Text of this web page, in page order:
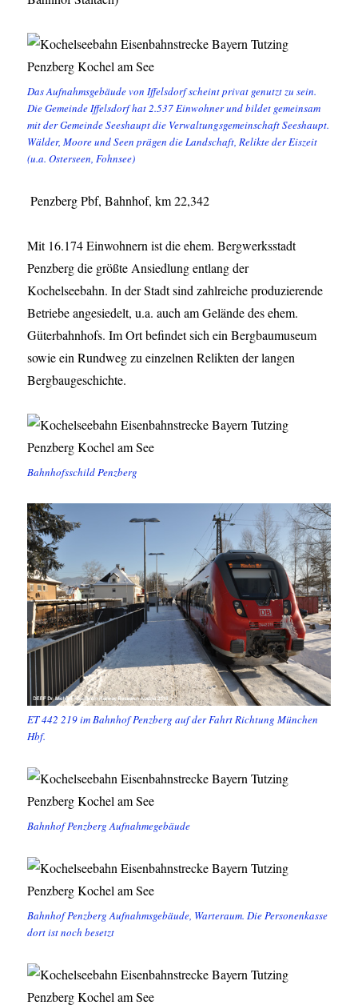
Das Aufnahmsgebäude von Iffelsdorf scheint privat genutzt zu sein.
Die Gemeinde Iffelsdorf hat 2.537 Einwohner und bildet gemeinsam
mit der Gemeinde Seeshaupt die Verwaltungsgemeinschaft Seeshaupt.
Wälder, Moore und Seen prägen die Landschaft, Relikte der Eiszeit
(u.a. Osterseen, Fohnsee)
Penzberg Pbf, Bahnhof, km 22,342
Mit 16.174 Einwohnern ist die ehem. Bergwerksstadt
Penzberg die größte Ansiedlung entlang der
Kochelseebahn. In der Stadt sind zahlreiche produzierende
Betriebe angesiedelt, u.a. auch am Gelände des ehem.
Güterbahnhofs. Im Ort befindet sich ein Bergbaumuseum
sowie ein Rundweg zu einzelnen Relikten der langen
Bergbaugeschichte.
Bahnhofsschild Penzberg
ET 442 219 im Bahnhof Penzberg auf der Fahrt Richtung München
Hbf.
Bahnhof Penzberg Aufnahmegebäude
Bahnhof Penzberg Aufnahmsgebäude, Warteraum. Die Personenkasse
dort ist noch besetzt